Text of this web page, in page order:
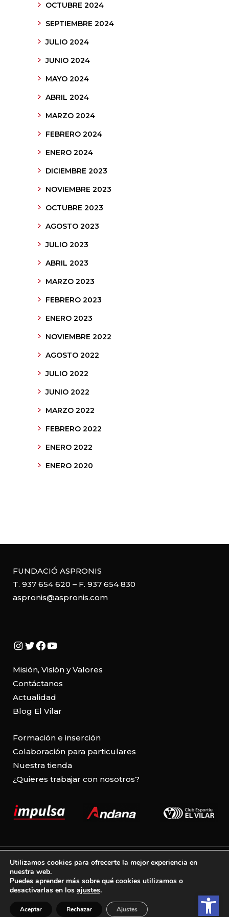
Abrir
OCTUBRE 2024
SEPTIEMBRE 2024
JULIO 2024
JUNIO 2024
MAYO 2024
ABRIL 2024
MARZO 2024
FEBRERO 2024
ENERO 2024
DICIEMBRE 2023
NOVIEMBRE 2023
OCTUBRE 2023
AGOSTO 2023
JULIO 2023
ABRIL 2023
MARZO 2023
FEBRERO 2023
ENERO 2023
NOVIEMBRE 2022
AGOSTO 2022
JULIO 2022
JUNIO 2022
MARZO 2022
FEBRERO 2022
ENERO 2022
ENERO 2020
FUNDACIÓ ASPRONIS
T. 937 654 620 – F. 937 654 830
aspronis@aspronis.com
Instagram
Twitter
Facebook
YouTube
Misión, Visión y Valores
Contáctanos
Actualidad
Blog El Vilar
Formación e inserción
Colaboración para particulares
Nuestra tienda
¿Quieres trabajar con nosotros?
Política de cookies
Política de privacidad
Configuración de cookies
Utilizamos cookies para ofrecerte la mejor experiencia en
nuestra web.
Puedes aprender más sobre qué cookies utilizamos o
desactivarlas en los ajustes.
Aceptar Rechazar Ajustes